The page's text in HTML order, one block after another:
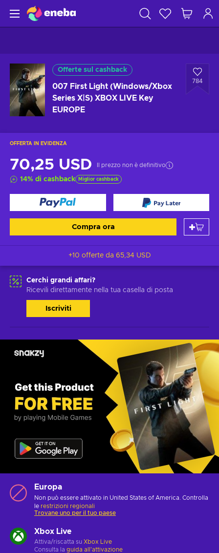
Offerte sul cashback
007 First Light (Windows/Xbox
Series X|S) XBOX LIVE Key
EUROPE
784
OFFERTA IN EVIDENZA
70,25 USD Il prezzo non è definitivo
14% di cashback Miglior cashback
Compra ora
+10 offerte da 65,34 USD
Cerchi grandi affari?
Ricevili direttamente nella tua casella di posta
Iscriviti
Europa
Non può essere attivato in United States of America. Controlla
le restrizioni regionali
Trovane uno per il tuo paese
Xbox Live
Attiva/riscatta su Xbox Live
Consulta la guida all'attivazione